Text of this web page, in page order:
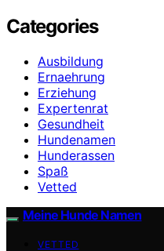
Categories
Ausbildung
Ernaehrung
Erziehung
Expertenrat
Gesundheit
Hundenamen
Hunderassen
Spaß
Vetted
Meine Hunde Namen
VETTED